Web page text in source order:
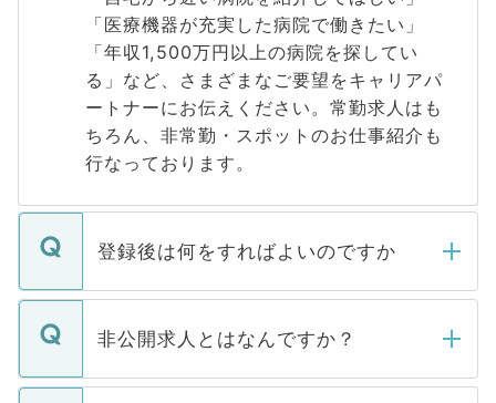
「医療機器が充実した病院で働きたい」
「年収1,500万円以上の病院を探してい
る」など、さまざまなご要望をキャリアパ
ートナーにお伝えください。常勤求人はも
ちろん、非常勤・スポットのお仕事紹介も
行なっております。
登録後は何をすればよいのですか
ご登録いただきましたら、弊社担当者がご
登録内容を確認し、その後メールもしくは
ます。通常、5営業日以内にはご連絡をせて
非公開求人とはなんですか？
マイナビDOCTORで取り扱っている求人の